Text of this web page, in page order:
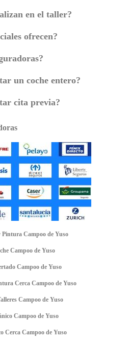
en el taller?
ofrecen?
un coche entero?
cita previa?
Campoo de Yuso
Campoo de Yuso
Campoo de Yuso
Cerca Campoo de Yuso
Campoo de Yuso
Campoo de Yuso
Cerca Campoo de Yuso